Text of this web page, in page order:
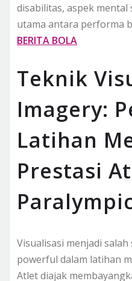
disabilitas, aspek
utama antara performa
BERITA BOLA
Teknik
Imagery:
Latihan
Prestasi
Visualisasi menjadi
powerful dalam latihan
Atlet diajak